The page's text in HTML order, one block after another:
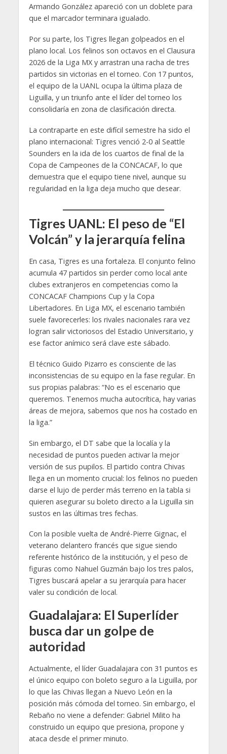
Armando González apareció con un doblete para
que el marcador terminara igualado.
Por su parte, los Tigres llegan golpeados en el
plano local. Los felinos son octavos en el Clausura
2026 de la Liga MX y arrastran una racha de tres
partidos sin victorias en el torneo. Con 17 puntos,
el equipo de la UANL ocupa la última plaza de
Liguilla, y un triunfo ante el líder del torneo los
consolidaría en zona de clasificación directa.
La contraparte en este difícil semestre ha sido el
plano internacional: Tigres venció 2-0 al Seattle
Sounders en la ida de los cuartos de final de la
Copa de Campeones de la CONCACAF, lo que
demuestra que el equipo tiene nivel, aunque su
regularidad en la liga deja mucho que desear.
Tigres UANL: El peso de “El
Volcán” y la jerarquía felina
En casa, Tigres es una fortaleza. El conjunto felino
acumula 47 partidos sin perder como local ante
clubes extranjeros en competencias como la
CONCACAF Champions Cup y la Copa
Libertadores. En Liga MX, el escenario también
suele favorecerles: los rivales nacionales rara vez
logran salir victoriosos del Estadio Universitario, y
ese factor anímico será clave este sábado.
El técnico Guido Pizarro es consciente de las
inconsistencias de su equipo en la fase regular. En
sus propias palabras: “No es el escenario que
queremos. Tenemos mucha autocrítica, hay varias
áreas de mejora, sabemos que nos ha costado en
la liga.”
Sin embargo, el DT sabe que la localía y la
necesidad de puntos pueden activar la mejor
versión de sus pupilos. El partido contra Chivas
llega en un momento crucial: los felinos no pueden
darse el lujo de perder más terreno en la tabla si
quieren asegurar su boleto directo a la Liguilla sin
sustos en las últimas tres fechas.
Con la posible vuelta de André-Pierre Gignac, el
veterano delantero francés que sigue siendo
referente histórico de la institución, y el peso de
figuras como Nahuel Guzmán bajo los tres palos,
Tigres buscará apelar a su jerarquía para hacer
valer su condición de local.
Guadalajara: El Superlíder
busca dar un golpe de
autoridad
Actualmente, el líder Guadalajara con 31 puntos es
el único equipo con boleto seguro a la Liguilla, por
lo que las Chivas llegan a Nuevo León en la
posición más cómoda del torneo. Sin embargo, el
Rebaño no viene a defender: Gabriel Milito ha
construido un equipo que presiona, propone y
ataca desde el primer minuto.